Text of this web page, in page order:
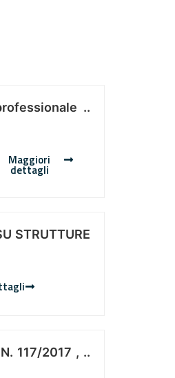
..
Maggiori
dettagli
STRUTTURE
117/2017 , ..